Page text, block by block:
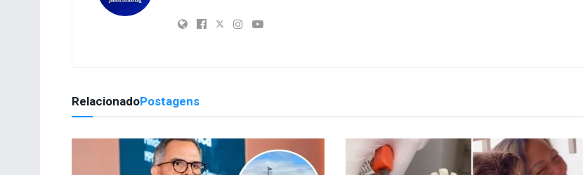
RelacionadoPostagens